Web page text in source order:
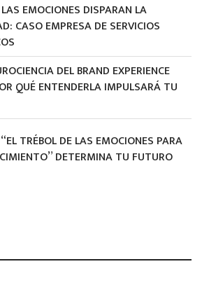
EMOCIONES DISPARAN LA
CASO EMPRESA DE SERVICIOS
DEL BRAND EXPERIENCE
QUÉ ENTENDERLA IMPULSARÁ TU
TRÉBOL DE LAS EMOCIONES PARA
DETERMINA TU FUTURO